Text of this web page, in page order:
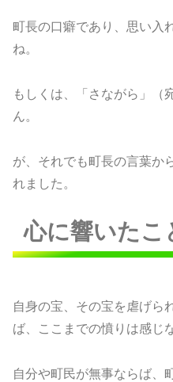
町長の口癖であり、思い入
ね。
もしくは、「さながら」（
ん。
が、それでも町長の言葉か
れました。
心に響いたこ
自身の宝、その宝を虐げら
ば、ここまでの憤りは感じ
自分や町民が無事ならば、